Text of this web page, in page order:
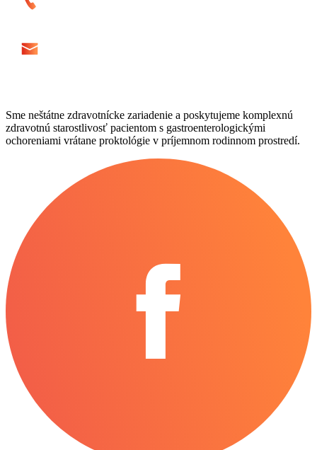
Sme neštátne zdravotnícke zariadenie a poskytujeme komplexnú
zdravotnú starostlivosť pacientom s gastroenterologickými
ochoreniami vrátane proktológie v príjemnom rodinnom prostredí.